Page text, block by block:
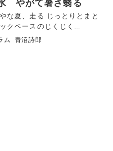
やがて暑さ翳る
夏、走る じっとりとまと
クベースのじくじく...
ム 青沼詩郎